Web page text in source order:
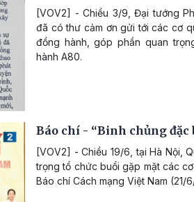
[VOV2] - Chiều 3/9, Đại tướng
đã có thư cảm ơn gửi tới các cơ
đồng hành, góp phần quan
hành A80.
Báo chí - “Binh chủng
[VOV2] - Chiều 19/6, tại Hà Nội,
trọng tổ chức buổi gặp mặt các
Báo chí Cách mạng Việt Nam (21/